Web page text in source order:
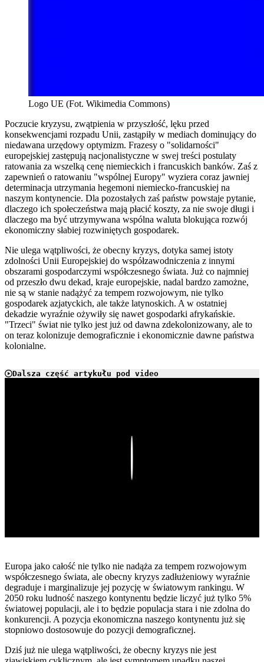
Logo UE (Fot. Wikimedia Commons)
Poczucie kryzysu, zwątpienia w przyszłość, lęku przed
konsekwencjami rozpadu Unii, zastąpiły w mediach dominujący do
niedawana urzędowy optymizm. Frazesy o "solidarności"
europejskiej zastępują nacjonalistyczne w swej treści postulaty
ratowania za wszelką cenę niemieckich i francuskich banków. Zaś z
zapewnień o ratowaniu "wspólnej Europy" wyziera coraz jawniej
determinacja utrzymania hegemoni niemiecko-francuskiej na
naszym kontynencie. Dla pozostałych zaś państw powstaje pytanie,
dlaczego ich społeczeństwa mają płacić koszty, za nie swoje długi i
dlaczego ma być utrzymywana wspólna waluta blokująca rozwój
ekonomiczny słabiej rozwiniętych gospodarek.
Nie ulega wątpliwości, że obecny kryzys, dotyka samej istoty
zdolności Unii Europejskiej do współzawodniczenia z innymi
obszarami gospodarczymi współczesnego świata. Już co najmniej
od przeszło dwu dekad, kraje europejskie, nadal bardzo zamożne,
nie są w stanie nadążyć za tempem rozwojowym, nie tylko
gospodarek azjatyckich, ale także latynoskich. A w ostatniej
dekadzie wyraźnie ożywiły się nawet gospodarki afrykańskie.
"Trzeci" świat nie tylko jest już od dawna zdekolonizowany, ale to
on teraz kolonizuje demograficznie i ekonomicznie dawne państwa
kolonialne.
Dalsza część artykułu pod video
Europa jako całość nie tylko nie nadąża za tempem rozwojowym
współczesnego świata, ale obecny kryzys zadłużeniowy wyraźnie
degraduje i marginalizuje jej pozycję w światowym rankingu. W
2050 roku ludność naszego kontynentu będzie liczyć już tylko 5%
światowej populacji, ale i to będzie populacja stara i nie zdolna do
konkurencji. A pozycja ekonomiczna naszego kontynentu już się
stopniowo dostosowuje do pozycji demograficznej.
Dziś już nie ulega wątpliwości, że obecny kryzys nie jest